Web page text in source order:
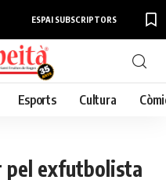
ESPAI SUBSCRIPTORS
Esports Cultura
pel exfutbolista